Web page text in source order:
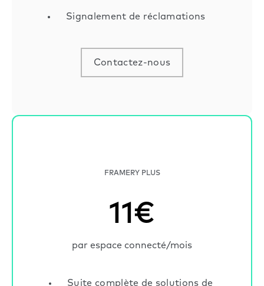
Signalement de réclamations
Contactez-nous
FRAMERY PLUS
11€
par espace connecté/mois
Suite complète de solutions de